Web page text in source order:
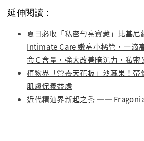
延伸閱讀：
夏日必收「私密勻亮寶藏」比基
Intimate Care 嫩亮小橘管，一滴
命Ｃ含量，強大改善暗沉力，私密
植物界「營養天花板」沙棘果！帶
肌膚保養益處
近代精油界新起之秀 ──